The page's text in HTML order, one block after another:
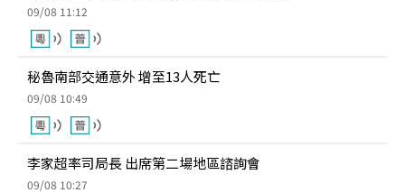
09/08 11:12
秘魯南部交通意外 增至13人死亡
09/08 10:49
李家超率司局長 出席第二場地區諮詢會
09/08 10:27